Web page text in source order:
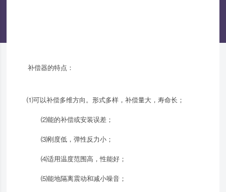
补偿器的特点：
⑴可以补偿多维方向。形式多样，补偿量大，寿命长；
⑵能的补偿或安装误差；
⑶刚度低，弹性反力小；
⑷适用温度范围高，性能好；
⑸能地隔离震动和减小噪音；